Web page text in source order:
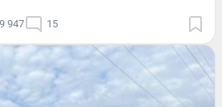
9 947 15